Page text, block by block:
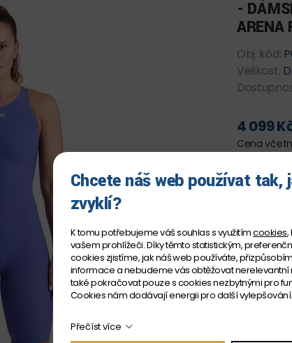
-
ARENA
Obj. kód:
Velikost:
4 099
Cena
Chcete náš web používat tak,
zvyklí?
K tomu potřebujeme váš souhlas s využitímcookies,
vašem prohlížeči. Díky těmto statistickým,
cookies zjistíme, jak náš web používáte,
informace a nebudeme vás obtěžovat nerelevantní
také pokračovat pouze s cookies nezbytnými pro
Cookies nám dodávají energii pro další vylepšování.
Přečíst více